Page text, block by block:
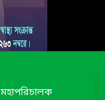
মহাপরিচালক